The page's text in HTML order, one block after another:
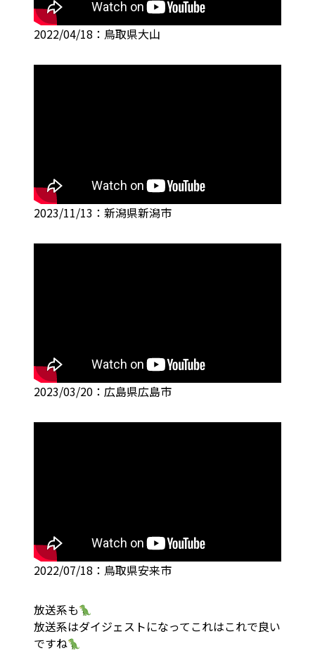
2022/04/18：鳥取県大山
2023/11/13：新潟県新潟市
2023/03/20：広島県広島市
2022/07/18：鳥取県安来市
放送系も
放送系はダイジェストになってこれはこれで良い
ですね